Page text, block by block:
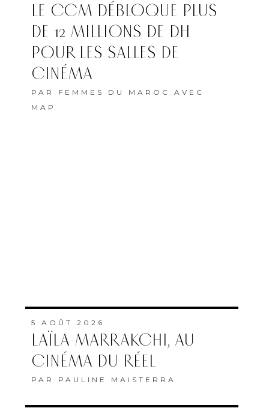
LE CCM DÉBLOQUE PLUS
DE 12 MILLIONS DE DH
POUR LES SALLES DE
CINÉMA
PAR FEMMES DU MAROC AVEC
MAP
5 AOÛT 2026
LAÏLA MARRAKCHI, AU
CINÉMA DU RÉEL
PAR PAULINE MAISTERRA